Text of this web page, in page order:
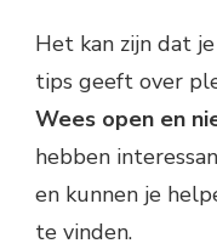
Het kan zijn dat
tips geeft over
Wees open en
hebben
en kunnen je
te vinden.